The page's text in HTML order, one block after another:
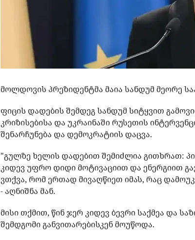
მოლდოვის პრეზიდენტმა მაია სანდუმ მეორე
ფიცის დადების შემდეგ სანდუმ სიტყვით
კრიზისებისა და უკრაინაში რუსეთის
შენარჩუნება და დემოკრატიის დაცვა.
"გულზე ხელის დადებით შემიძლია გითხრათ:
კიდევ უფრო დიდი მოტივაციით და ენერგიით
ვთქვა, რომ ერთად მივაღწიეთ იმას, რაც
- აღნიშნა მან.
მისი თქმით, წინ ჯერ კიდევ ბევრი საქმეა და
შემდგომი განვითარებისკენ მოუწოდა.